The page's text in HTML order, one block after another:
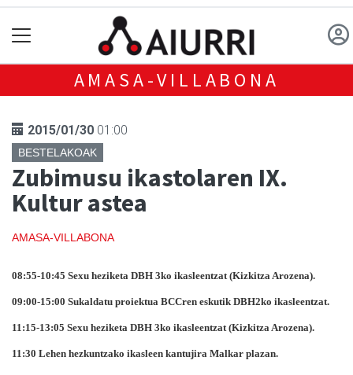
AMASA-VILLABONA
2015/01/30 01:00
BESTELAKOAK
Zubimusu ikastolaren IX.
Kultur astea
AMASA-VILLABONA
08:55-10:45 Sexu heziketa DBH 3ko ikasleentzat (Kizkitza Arozena).
09:00-15:00 Sukaldatu proiektua BCCren eskutik DBH2ko ikasleentzat.
11:15-13:05 Sexu heziketa DBH 3ko ikasleentzat (Kizkitza Arozena).
11:30 Lehen hezkuntzako ikasleen kantujira Malkar plazan.